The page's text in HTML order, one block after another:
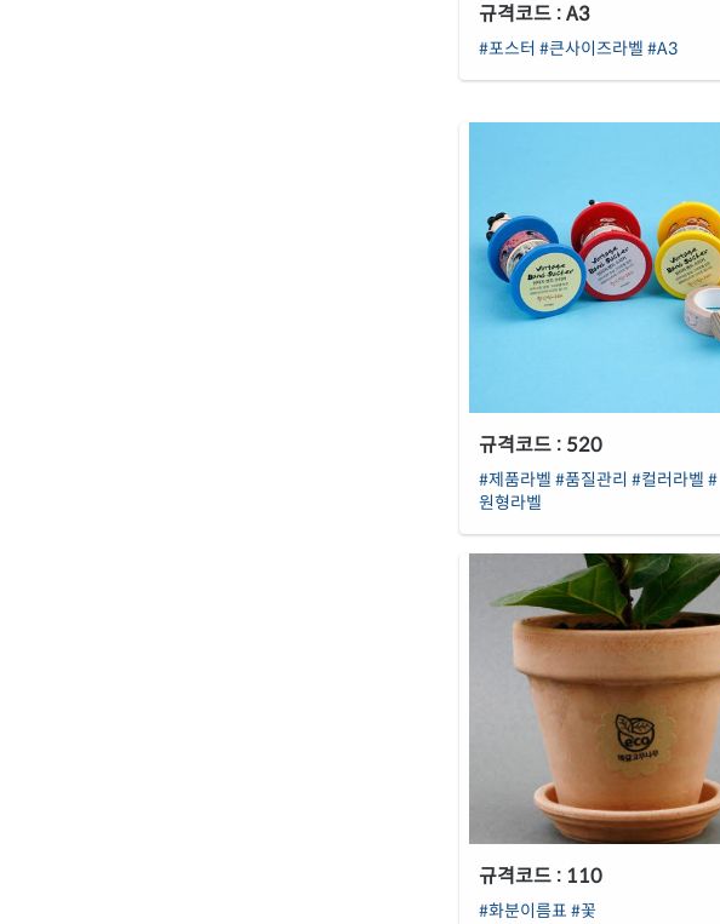
규격코드 : A3
#포스터 #큰사이즈라벨 #A3
규격코드 : 520
#제품라벨 #품질관리 #컬러라벨 #
원형라벨
규격코드 : 110
#화분이름표 #꽃